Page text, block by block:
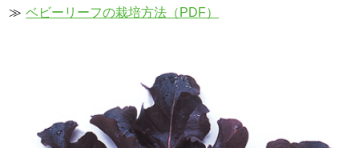
≫ ベビーリーフの栽培方法（PDF）